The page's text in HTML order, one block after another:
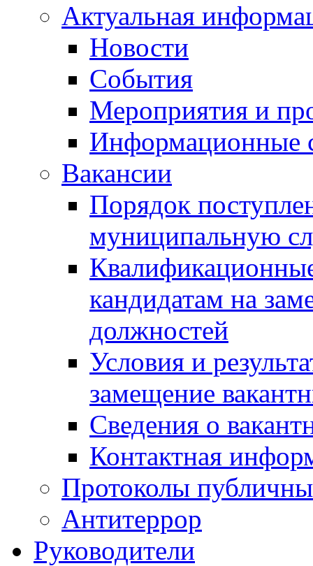
Актуальная
Новости
События
Мероприятия и
Информационные
Вакансии
Порядок
муниципальную
кандидатам на
должностей
Условия и
замещение
Сведения о
Контактная
Протоколы
Антитеррор
Руководители